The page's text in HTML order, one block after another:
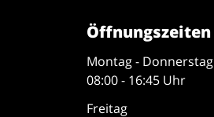
Öffnungszeiten
Montag - Donnerstag
08:00 - 16:45 Uhr
Freitag